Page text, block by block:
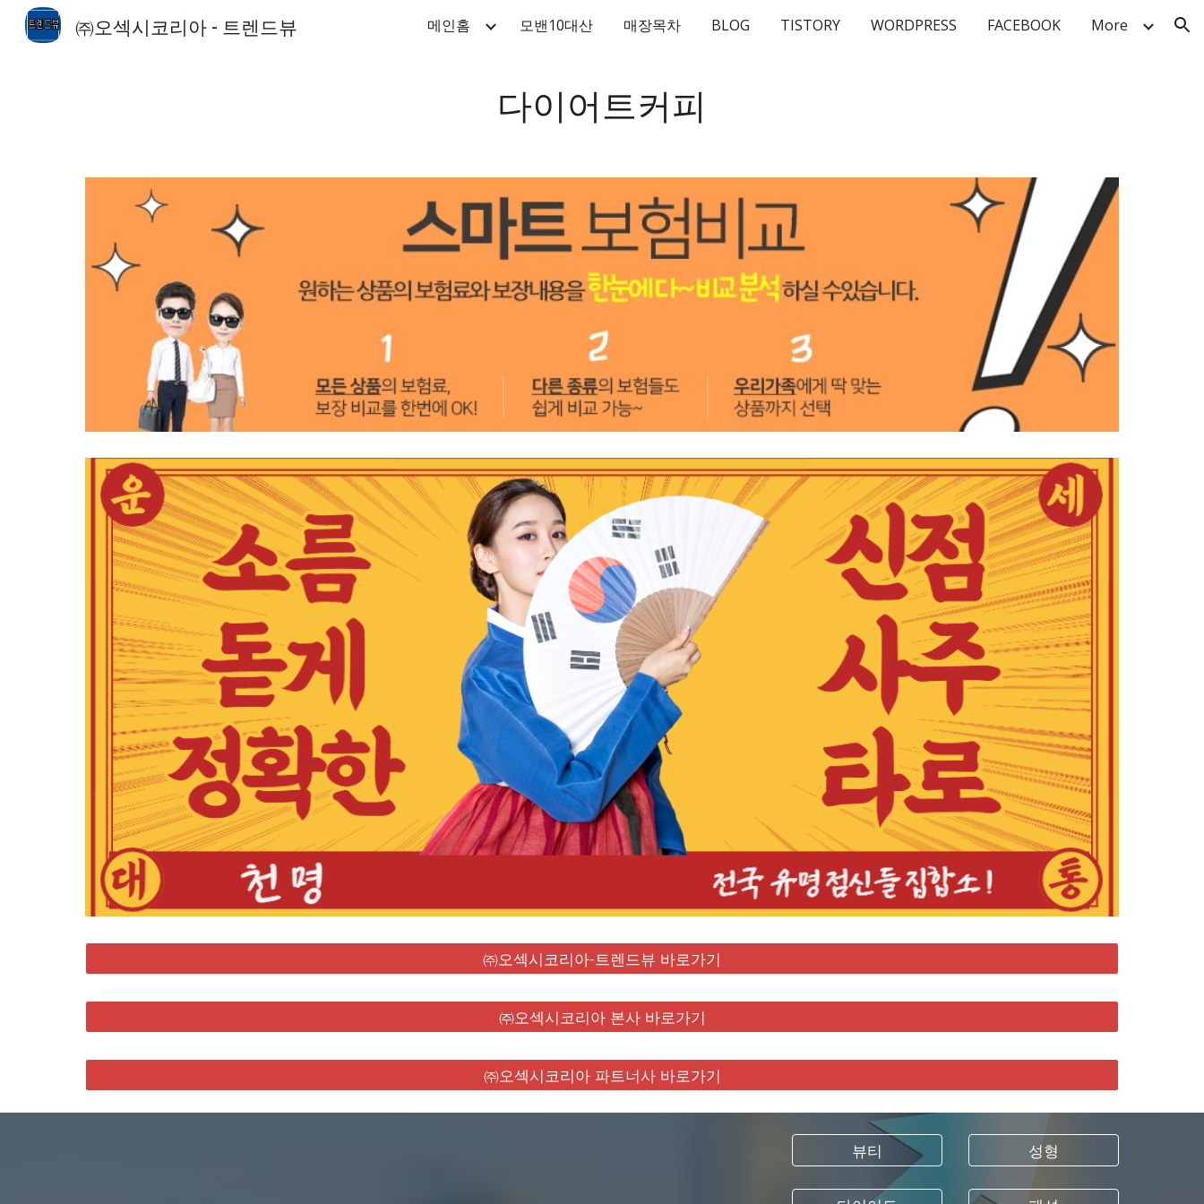
Skip to main content Skip to navigation
㈜오섹시코리아 - 트렌드뷰 메인홈 모밴10대산 매장목차 BLOG TISTORY WORDPRESS FACEBOOK More
다이어트커피
㈜오섹시코리아-트렌드뷰 바로가기
㈜오섹시코리아 본사 바로가기
㈜오섹시코리아 파트너사 바로가기
뷰티 성형